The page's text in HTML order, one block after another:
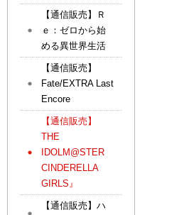
【通信販売】Ｒ
ｅ：ゼロから始
める異世界生活
【通信販売】
Fate/EXTRA Last
Encore
【通信販売】
THE
IDOLM@STER
CINDERELLA
GIRLS』
【通信販売】ハ